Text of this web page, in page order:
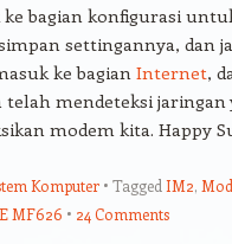
bagian konfigurasi
settingannya, dan
ke bagianInternet,
mendeteksi jaringan
modem kita. Happy
Komputer Tagged IM2,
MF626 24 Comments